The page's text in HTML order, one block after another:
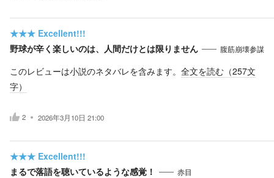
★★★ Excellent!!!
野球が辛く楽しいのは、人間だけとは限りません
腹筋崩壊参謀
このレビューは小説のネタバレを含みます。 全文を読む（257文
字）
2 2026年3月10日 21:00
★★★ Excellent!!!
まるで落語を聴いているような感覚！
赤目